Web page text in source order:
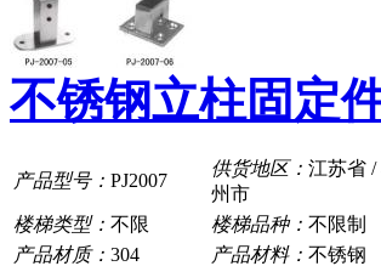
不锈钢立柱固定
产品型号： PJ2007
供货地区： 江苏省 /
州市
楼梯类型： 不限 楼梯品种： 不限制
产品材质： 304 产品材料： 不锈钢